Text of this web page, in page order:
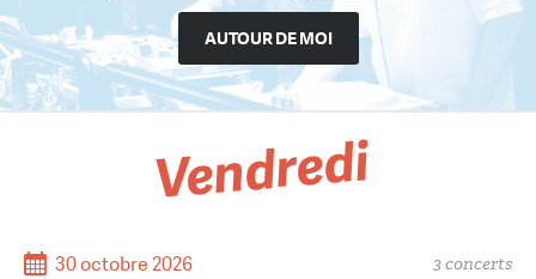
AUTOUR DE MOI
Vendredi
30 octobre 2026 3 concerts